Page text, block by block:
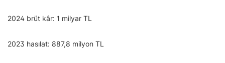
2024 brüt kâr: 1 milyar TL
2023 hasılat: 887,8 milyon TL